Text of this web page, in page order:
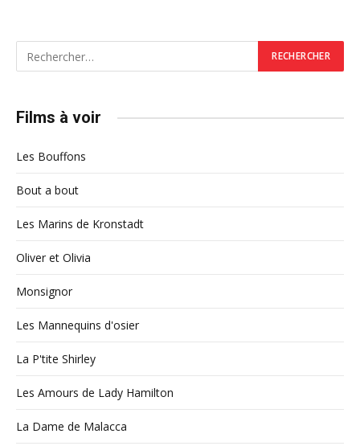
Films à voir
Les Bouffons
Bout a bout
Les Marins de Kronstadt
Oliver et Olivia
Monsignor
Les Mannequins d'osier
La P'tite Shirley
Les Amours de Lady Hamilton
La Dame de Malacca